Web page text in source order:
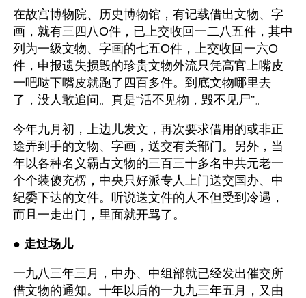
在故宫博物院、历史博物馆，有记载借出文物、字
画，就有三四八O件，已上交收回一二八五件，其中
列为一级文物、字画的七五O件，上交收回一六O
件，申报遗失损毁的珍贵文物外流只凭高官上嘴皮
一吧哒下嘴皮就跑了四百多件。到底文物哪里去
了，没人敢追问。真是“活不见物，毁不见尸”。
今年九月初，上边儿发文，再次要求借用的或非正
途弄到手的文物、字画，送交有关部门。另外，当
年以各种名义霸占文物的三百三十多名中共元老一
个个装傻充楞，中央只好派专人上门送交国办、中
纪委下达的文件。听说送文件的人不但受到冷遇，
而且一走出门，里面就开骂了。
● 走过场儿
一九八三年三月，中办、中组部就已经发出催交所
借文物的通知。十年以后的一九九三年五月，又由